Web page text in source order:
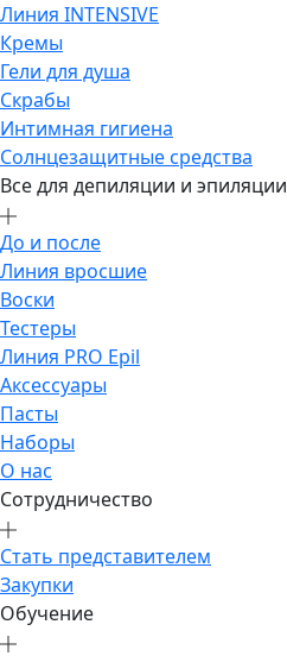
Линия INTENSIVE
Кремы
Гели для душа
Скрабы
Интимная гигиена
Солнцезащитные средства
Все для депиляции и эпиляции
До и после
Линия вросшие
Воски
Тестеры
Линия PRO Epil
Аксессуары
Пасты
Наборы
О нас
Сотрудничество
Стать представителем
Закупки
Обучение